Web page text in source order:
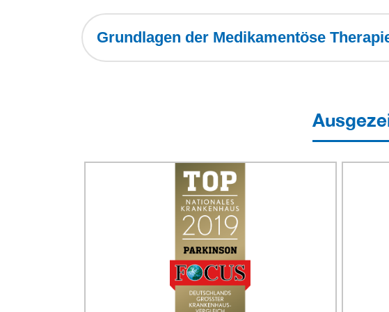
Grundlagen der Medikamentöse